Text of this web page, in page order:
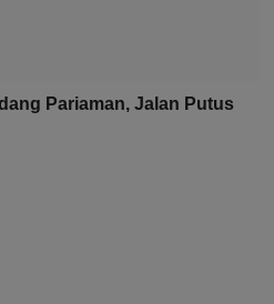
Pariaman, Jalan Putus